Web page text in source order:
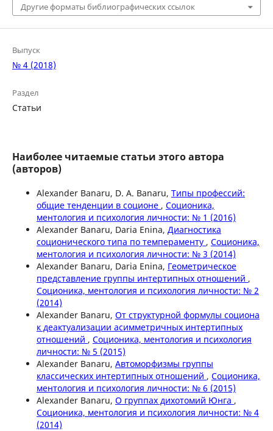
Другие форматы библиографических ссылок
Выпуск
№ 4 (2018)
Раздел
Статьи
Наиболее читаемые статьи этого автора
(авторов)
Alexander Banaru, D. A. Banaru, Типы профессий:
общие тенденции в соционе , Соционика,
ментология и психология личности: № 1 (2016)
Alexander Banaru, Daria Enina, Диагностика
соционического типа по темпераменту , Соционика,
ментология и психология личности: № 3 (2014)
Alexander Banaru, Daria Enina, Геометрическое
представление группы интертипных отношений ,
Соционика, ментология и психология личности: № 2
(2014)
Alexander Banaru, От структурной формулы социона
к деактуализации асимметричных интертипных
отношений , Соционика, ментология и психология
личности: № 5 (2015)
Alexander Banaru, Автоморфизмы группы
классических интертипных отношений , Соционика,
ментология и психология личности: № 6 (2015)
Alexander Banaru, О группах дихотомий Юнга ,
Соционика, ментология и психология личности: № 4
(2014)